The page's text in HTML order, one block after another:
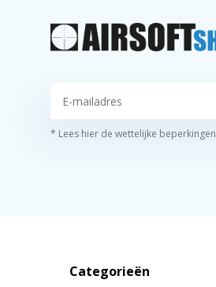
* Lees hier de wettelijke beperkingen
Categorieën